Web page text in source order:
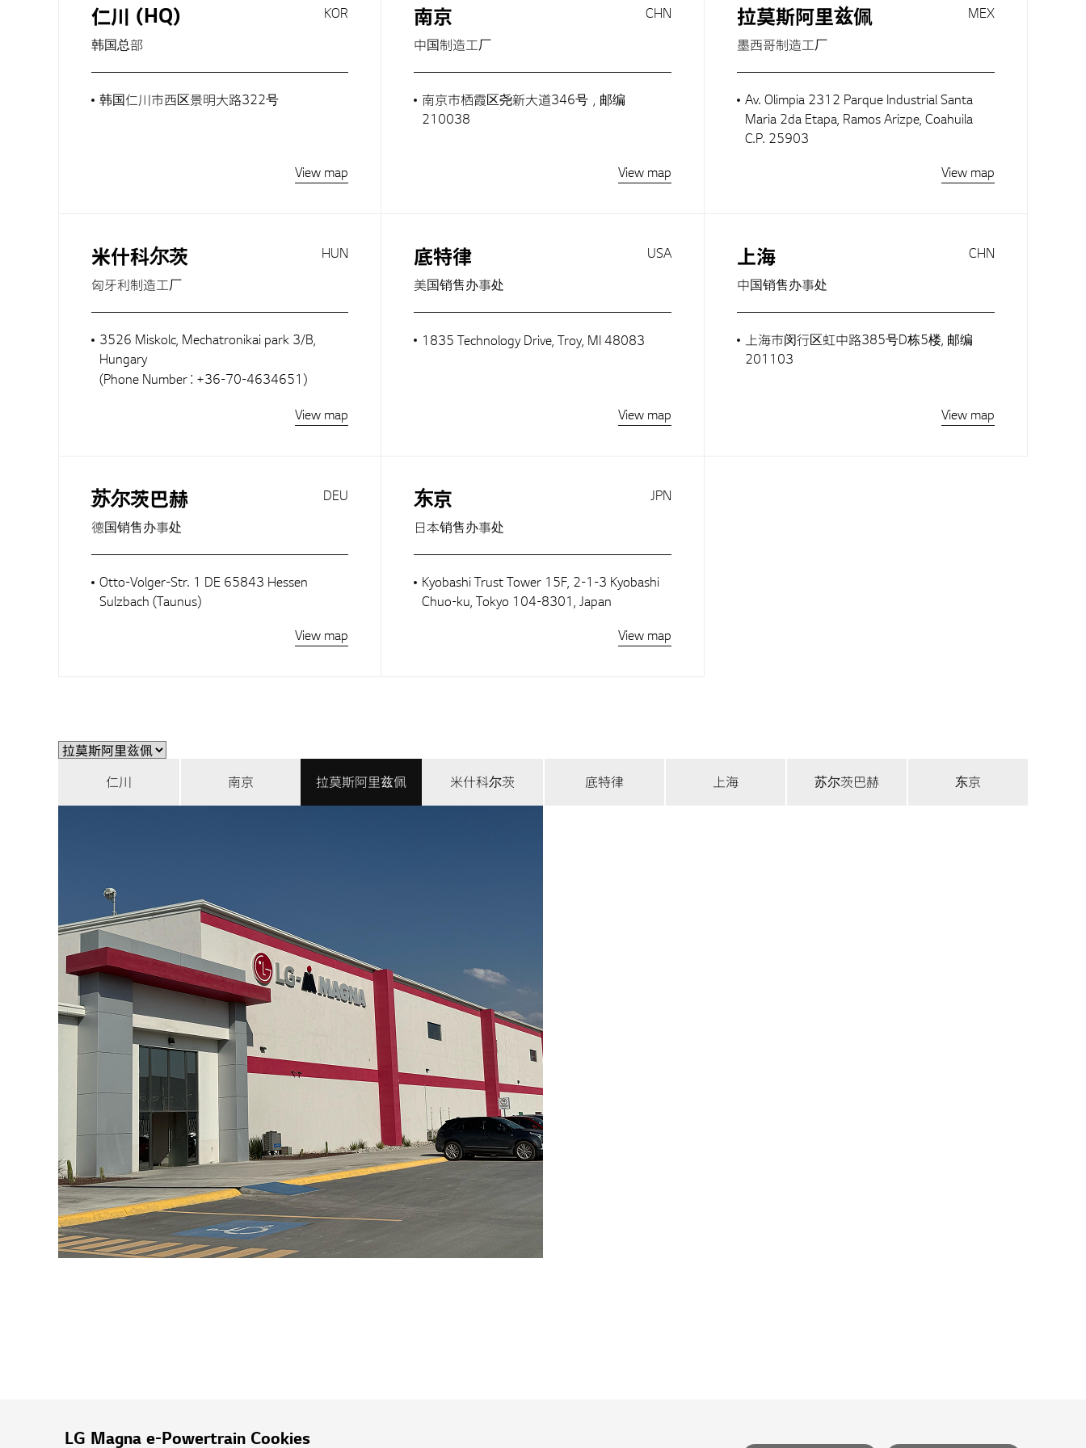
仁川 (HQ)
韩国总部
KOR
韩国仁川市西区景明大路322号
View map
南京
中国制造工厂
CHN
南京市栖霞区尧新大道346号，邮编
210038
View map
拉莫斯阿里兹佩
墨西哥制造工厂
MEX
Av. Olimpia 2312 Parque Industrial Santa
Maria 2da Etapa, Ramos Arizpe, Coahuila
C.P. 25903
View map
米什科尔茨
匈牙利制造工厂
HUN
3526 Miskolc, Mechatronikai park 3/B,
Hungary
(Phone Number : +36-70-4634651)
View map
底特律
美国销售办事处
USA
1835 Technology Drive, Troy, MI 48083
View map
上海
中国销售办事处
CHN
上海市闵行区虹中路385号D栋5楼, 邮编
201103
View map
苏尔茨巴赫
德国销售办事处
DEU
Otto-Volger-Str. 1 DE 65843 Hessen
Sulzbach (Taunus)
View map
东京
日本销售办事处
JPN
Kyobashi Trust Tower 15F, 2-1-3 Kyobashi
Chuo-ku, Tokyo 104-8301, Japan
View map
仁川 南京 拉莫斯阿里兹佩 米什科尔茨 底特律 上海 苏尔茨巴赫 东京
LG Magna e-Powertrain Cookies